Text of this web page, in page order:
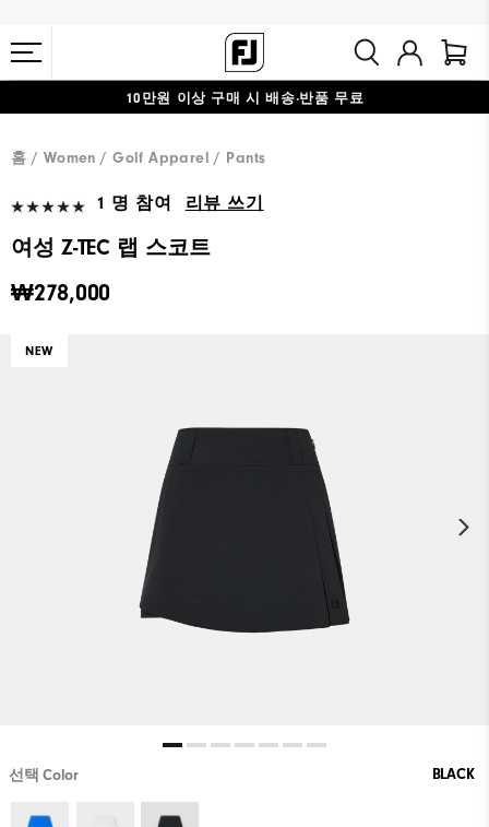
10만원 이상 구매 시 배송·반품 무료
홈 Women Golf Apparel Pants
1 명 참여 리뷰 쓰기
여성 Z-TEC 랩 스코트
₩278,000
NEW
선택 Color BLACK